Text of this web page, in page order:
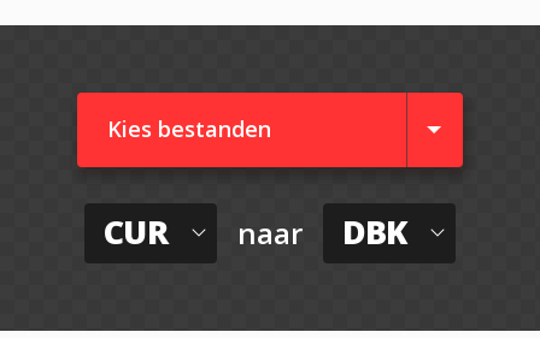
Kies bestanden
CUR naar DBK